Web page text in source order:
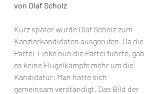
von Olaf Scholz
Kurz später wurde Olaf Scholz zum
Kanzlerkandidaten ausgerufen. Da die
Partei-Linke nun die Partei führte, gab
es keine Flügelkämpfe mehr um die
Kandidatur: Man hatte sich
gemeinsam verständigt. Das Bild der